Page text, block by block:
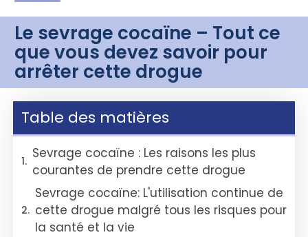
Le sevrage cocaïne – Tout ce
que vous devez savoir pour
arrêter cette drogue
Table des matières
Sevrage cocaïne : Les raisons les plus
courantes de prendre cette drogue
Sevrage cocaïne: L'utilisation continue de
cette drogue malgré tous les risques pour
la santé et la vie